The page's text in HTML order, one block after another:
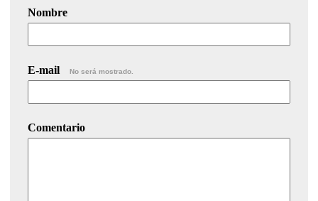
Nombre
E-mail No será mostrado.
Comentario